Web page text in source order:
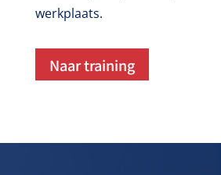
werkplaats.
Naar training